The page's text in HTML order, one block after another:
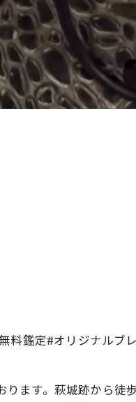
料鑑定#オリジナルブ
ます。萩城跡から